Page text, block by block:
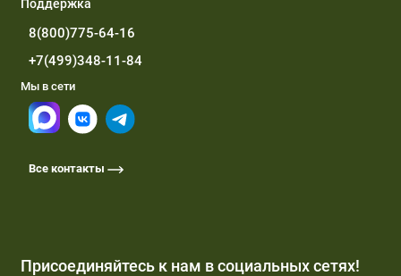
Поддержка
8(800)775-64-16
+7(499)348-11-84
Мы в сети
Все контакты
Присоединяйтесь к нам в социальных сетях!